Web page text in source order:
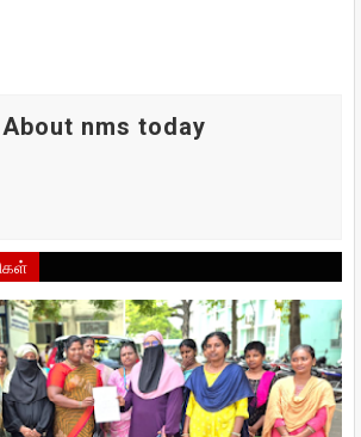
About nms today